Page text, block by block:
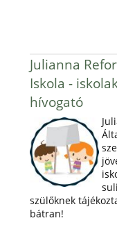
Julianna
Iskola -
hívogató
szülőknek
bátran!